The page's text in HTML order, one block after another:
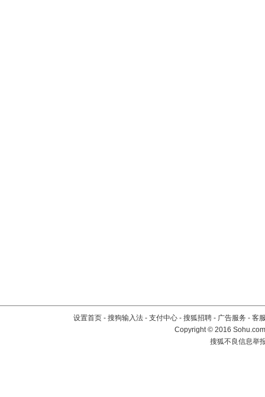
设置首页 - 搜狗输入法 - 支付中心 - 搜狐招聘 - 广告服务 - 客
Copyright©2016
搜狐不良信息举